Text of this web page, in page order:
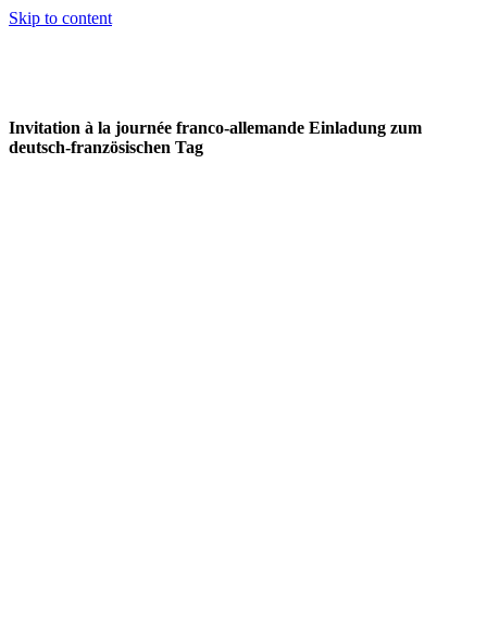
Skip to content
Invitation à la journée franco-allemande Einladung zum
deutsch-französischen Tag